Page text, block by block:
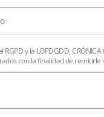
y la LOPDGDD, CRÓNICA
con la finalidad de remitirle